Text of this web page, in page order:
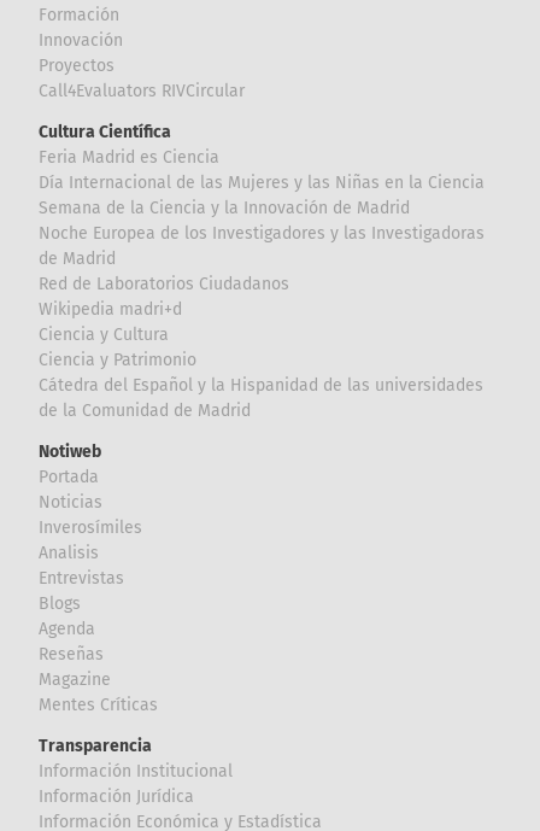
Formación
Innovación
Proyectos
Call4Evaluators RIVCircular
Cultura Científica
Feria Madrid es Ciencia
Día Internacional de las Mujeres y las Niñas en la Ciencia
Semana de la Ciencia y la Innovación de Madrid
Noche Europea de los Investigadores y las Investigadoras
de Madrid
Red de Laboratorios Ciudadanos
Wikipedia madri+d
Ciencia y Cultura
Ciencia y Patrimonio
Cátedra del Español y la Hispanidad de las universidades
de la Comunidad de Madrid
Notiweb
Portada
Noticias
Inverosímiles
Analisis
Entrevistas
Blogs
Agenda
Reseñas
Magazine
Mentes Críticas
Transparencia
Información Institucional
Información Jurídica
Información Económica y Estadística